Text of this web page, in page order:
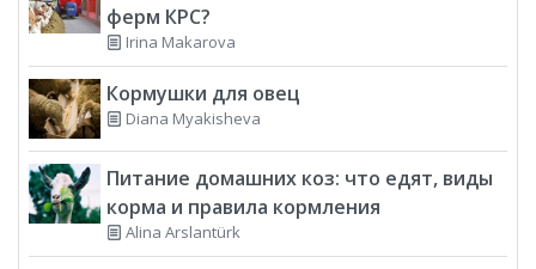
ферм КРС?
Irina Makarova
Кормушки для овец
Diana Myakisheva
Питание домашних коз: что едят, виды
корма и правила кормления
Alina Arslantürk